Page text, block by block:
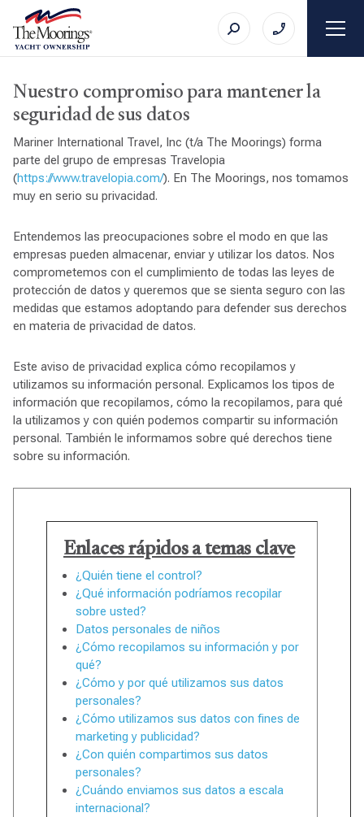
Nuestro compromiso para mantener la
seguridad de sus datos
Mariner International Travel, Inc (t/a The Moorings) forma
parte del grupo de empresas Travelopia
(https://www.travelopia.com/). En The Moorings, nos tomamos
muy en serio su privacidad.
Entendemos las preocupaciones sobre el modo en que las
empresas pueden almacenar, enviar y utilizar los datos. Nos
comprometemos con el cumplimiento de todas las leyes de
protección de datos y queremos que se sienta seguro con las
medidas que estamos adoptando para defender sus derechos
en materia de privacidad de datos.
Este aviso de privacidad explica cómo recopilamos y
utilizamos su información personal. Explicamos los tipos de
información que recopilamos, cómo la recopilamos, para qué
la utilizamos y con quién podemos compartir su información
personal. También le informamos sobre qué derechos tiene
sobre su información.
Enlaces rápidos a temas clave
¿Quién tiene el control?
¿Qué información podríamos recopilar
sobre usted?
Datos personales de niños
¿Cómo recopilamos su información y por
qué?
¿Cómo y por qué utilizamos sus datos
personales?
¿Cómo utilizamos sus datos con fines de
marketing y publicidad?
¿Con quién compartimos sus datos
personales?
¿Cuándo enviamos sus datos a escala
internacional?